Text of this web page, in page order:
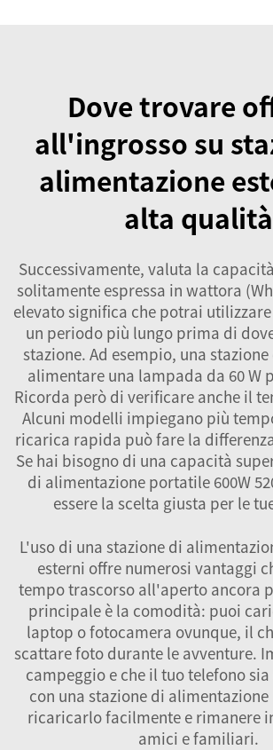
Dove trovare
all'ingrosso su
alimentazione
alta qualità
Successivamente, valuta la
solitamente espressa in wattora
elevato significa che potrai
un periodo più lungo prima di
stazione. Ad esempio, una stazione
alimentare una lampada da 60 W
Ricorda però di verificare anche il
Alcuni modelli impiegano più
ricarica rapida può fare la
Se hai bisogno di una capacità
di alimentazione portatile 600W
essere la scelta giusta per le
L'uso di una stazione di
esterni offre numerosi vantaggi
tempo trascorso all'aperto ancora
principale è la comodità: puoi
laptop o fotocamera ovunque, il
scattare foto durante le avventure.
campeggio e che il tuo telefono
con una stazione di
ricaricarlo facilmente e rimanere
amici e familiari.